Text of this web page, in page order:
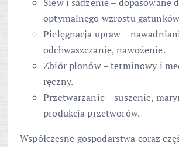
optymalnego wzrostu
Pielęgnacja upraw –
odchwaszczanie, nawożenie.
Zbiór plonów – terminowy i
ręczny.
Przetwarzanie – suszenie,
produkcja przetworów.
Współczesne gospodarstwa coraz